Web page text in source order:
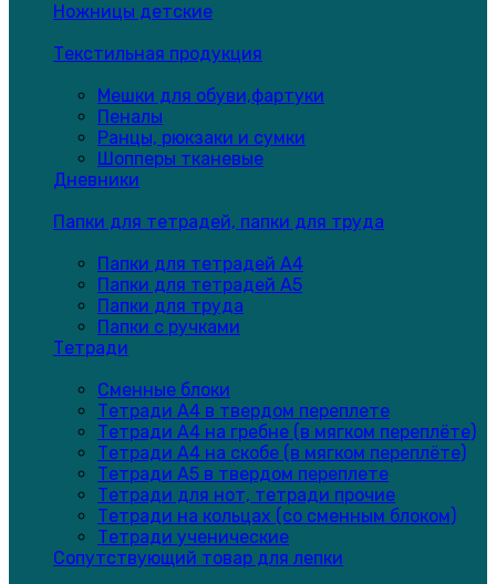
Ножницы детские
Текстильная продукция
Мешки для обуви,фартуки
Пеналы
Ранцы, рюкзаки и сумки
Шопперы тканевые
Дневники
Папки для тетрадей, папки для труда
Папки для тетрадей А4
Папки для тетрадей А5
Папки для труда
Папки с ручками
Тетради
Сменные блоки
Тетради А4 в твердом переплете
Тетради А4 на гребне (в мягком переплёте)
Тетради А4 на скобе (в мягком переплёте)
Тетради А5 в твердом переплете
Тетради для нот, тетради прочие
Тетради на кольцах (со сменным блоком)
Тетради ученические
Сопутствующий товар для лепки